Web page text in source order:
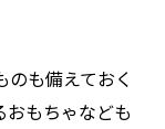
も備えておく
おもちゃなども